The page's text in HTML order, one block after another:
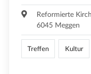
Reformierte
6045 Meggen
Treffen Kultur